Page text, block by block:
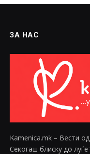
ЗА НАС
Kamenica.mk – Вести
Секогаш блиску до